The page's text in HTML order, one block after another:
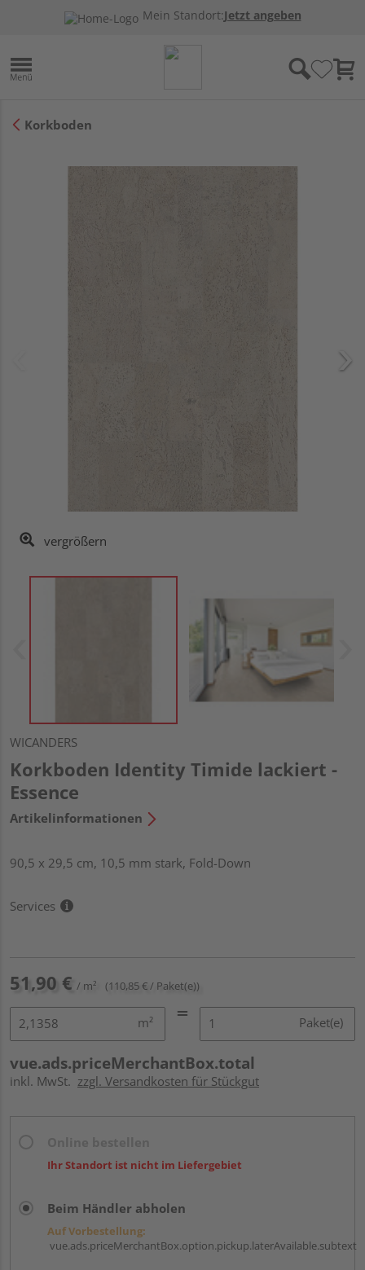
Mein Standort:Jetzt angeben
Korkboden
vergrößern
WICANDERS
Korkboden Identity Timide lackiert -
Essence
Artikelinformationen
90,5 x 29,5 cm, 10,5 mm stark, Fold-Down
Services
51,90 € / m² (110,85 € / Paket(e))
m² Paket(e)
vue.ads.priceMerchantBox.total
inkl. MwSt. zzgl. Versandkosten für Stückgut
Ihr Standort ist nicht im Liefergebiet
Beim Händler abholen
Auf Vorbestellung:
vue.ads.priceMerchantBox.option.pickup.laterAvailable.subtext